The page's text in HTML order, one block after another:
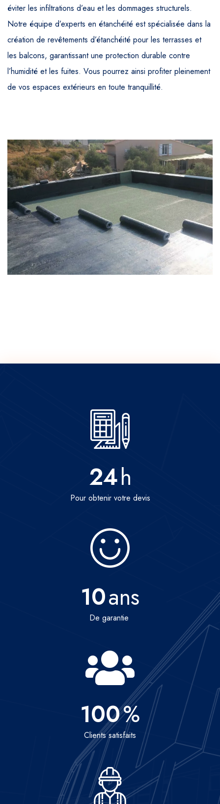
éviter les infiltrations d’eau et les dommages structurels.
Notre équipe d’experts en étanchéité est spécialisée dans la
création de revêtements d’étanchéité pour les terrasses et
les balcons, garantissant une protection durable contre
l’humidité et les fuites. Vous pourrez ainsi profiter pleinement
de vos espaces extérieurs en toute tranquillité.
24h
Pour obtenir votre devis
10ans
De garantie
100%
Clients satisfaits